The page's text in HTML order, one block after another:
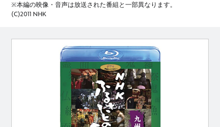
※本編の映像・音声は放送された番組と一部異なります。
(C)2011 NHK